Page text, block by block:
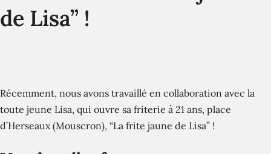
de Lisa” !
Récemment, nous avons travaillé en collaboration avec la
toute jeune Lisa, qui ouvre sa friterie à 21 ans, place
d’Herseaux (Mouscron), “La frite jaune de Lisa” !